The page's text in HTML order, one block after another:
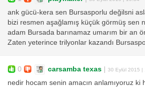
ank gücü-kera sen Bursasporlu değilsni
bizi resmen aşağlamış küçük görmüş sen
adam Bursada barınamaz umarım bir an
Zaten yeterince trilyonlar kazandı
0 carsamba texas | 30 Eylül 2015 |
nedir hocam senin amacın anlamıyoruz ki